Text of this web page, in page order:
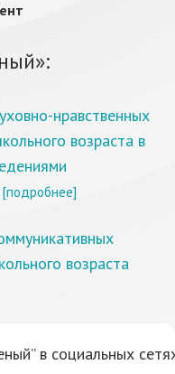
нравственных
возраста в
[подробнее]
возраста
в социальных